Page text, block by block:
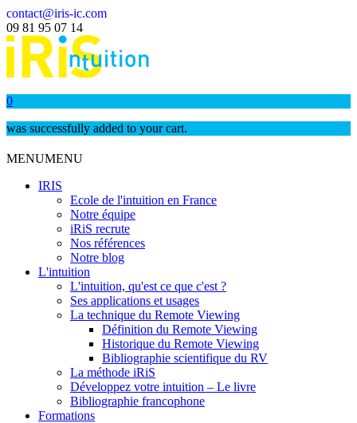
contact@iris-ic.com
09 81 95 07 14
0
was successfully added to your cart.
MENUMENU
IRIS
Ecole de l'intuition en France
Notre équipe
iRiS recrute
Nos références
Notre blog
L'intuition
L'intuition, qu'est ce que c'est ?
Ses applications et usages
La technique du Remote Viewing
Définition du Remote Viewing
Historique du Remote Viewing
Bibliographie scientifique du RV
La méthode iRiS
Développez votre intuition – Le livre
Bibliographie francophone
Formations